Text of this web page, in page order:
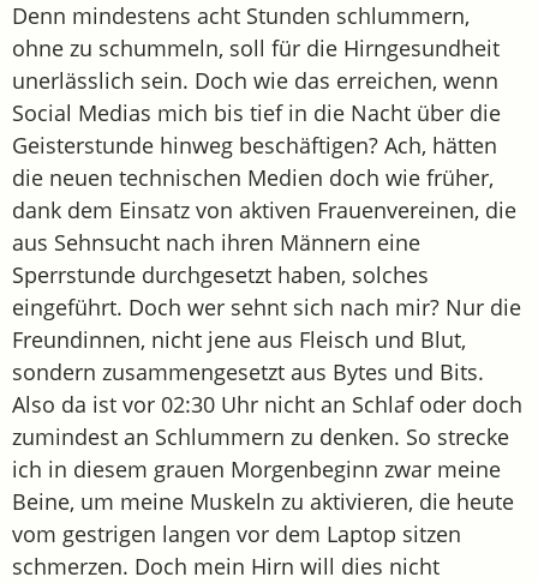
Denn mindestens acht Stunden schlummern,
ohne zu schummeln, soll für die Hirngesundheit
unerlässlich sein. Doch wie das erreichen, wenn
Social Medias mich bis tief in die Nacht über die
Geisterstunde hinweg beschäftigen? Ach, hätten
die neuen technischen Medien doch wie früher,
dank dem Einsatz von aktiven Frauenvereinen, die
aus Sehnsucht nach ihren Männern eine
Sperrstunde durchgesetzt haben, solches
eingeführt. Doch wer sehnt sich nach mir? Nur die
Freundinnen, nicht jene aus Fleisch und Blut,
sondern zusammengesetzt aus Bytes und Bits.
Also da ist vor 02:30 Uhr nicht an Schlaf oder doch
zumindest an Schlummern zu denken. So strecke
ich in diesem grauen Morgenbeginn zwar meine
Beine, um meine Muskeln zu aktivieren, die heute
vom gestrigen langen vor dem Laptop sitzen
schmerzen. Doch mein Hirn will dies nicht